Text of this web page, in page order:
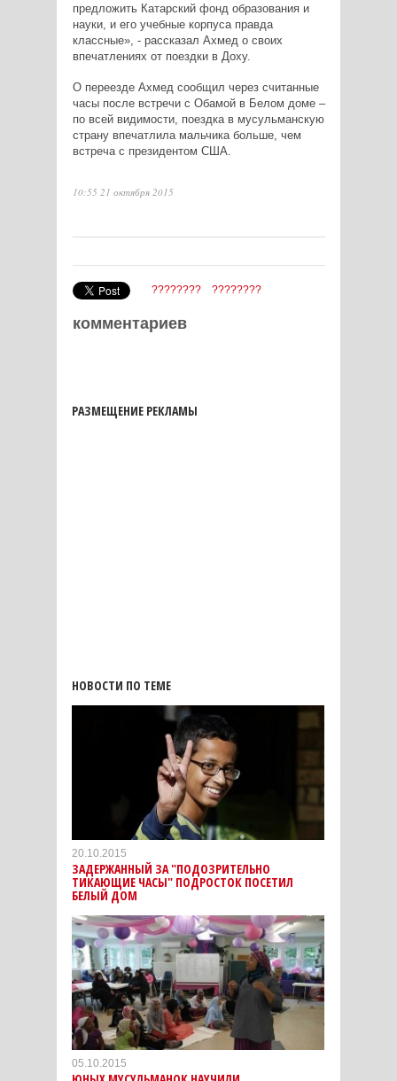
предложить Катарский фонд образования и
науки, и его учебные корпуса правда
классные», - рассказал Ахмед о своих
впечатлениях от поездки в Доху.
О переезде Ахмед сообщил через считанные
часы после встречи с Обамой в Белом доме –
по всей видимости, поездка в мусульманскую
страну впечатлила мальчика больше, чем
встреча с президентом США.
10:55 21 октября 2015
???????? ????????
комментариев
РАЗМЕЩЕНИЕ РЕКЛАМЫ
НОВОСТИ ПО ТЕМЕ
20.10.2015
ЗАДЕРЖАННЫЙ ЗА "ПОДОЗРИТЕЛЬНО
ТИКАЮЩИЕ ЧАСЫ" ПОДРОСТОК ПОСЕТИЛ
БЕЛЫЙ ДОМ
05.10.2015